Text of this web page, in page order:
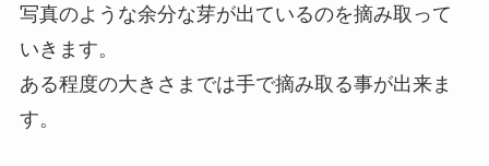
写真のような余分な芽が出ているのを摘み取って
いきます。
ある程度の大きさまでは手で摘み取る事が出来ま
す。